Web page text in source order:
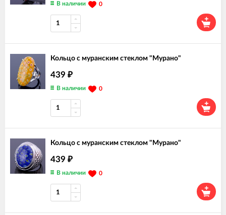
В наличии 0
Кольцо с муранским стеклом "Мурано"
439 ₽
В наличии 0
Кольцо с муранским стеклом "Мурано"
439 ₽
В наличии 0